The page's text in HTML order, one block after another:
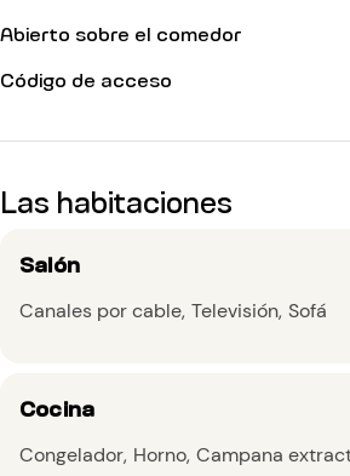
Abierto sobre el comedor
Código de acceso
Las habitaciones
Salón
Canales por cable Televisión Sofá
Cocina
Congelador Horno Campana